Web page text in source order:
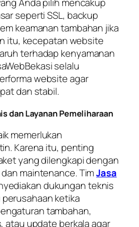
seperti SSL, backup
keamanan tambahan jika
itu, kecepatan website
terhadap kenyamanan
selalu
website agar
dan stabil.
dan Layanan Pemeliharaan
memerlukan
Karena itu, penting
yang dilengkapi dengan
maintenance. TimJasa
dukungan teknis
ketika
tambahan,
atau update berkala agar